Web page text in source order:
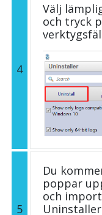
4
Välj
och tryck
5
Du
poppar
och